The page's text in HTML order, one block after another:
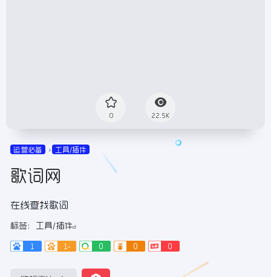
0 22.5K
运营必备 工具/插件
歌词网
在线查找歌词
标签： 工具/插件
1 1- 0 0 0